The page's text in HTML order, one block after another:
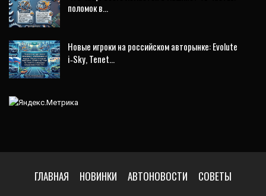
поломок в…
Новые игроки на российском авторынке: Evolute
i‑Sky, Tenet…
ГЛАВНАЯ НОВИНКИ АВТОНОВОСТИ СОВЕТЫ